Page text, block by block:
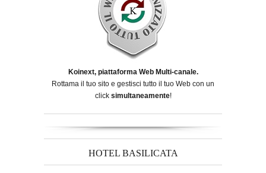
Koinext, piattaforma Web Multi-canale.
Rottama il tuo sito e gestisci tutto il tuo Web con un
click simultaneamente!
HOTEL BASILICATA